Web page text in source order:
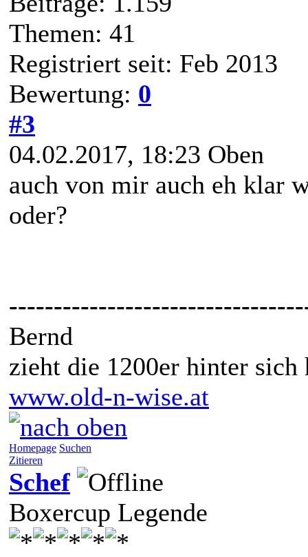
Themen: 41
Registriert seit: Feb 2013
Bewertung: 0
#3
04.02.2017, 18:23 Oben
auch von mir auch eh klar
oder?
Bernd
zieht die 1200er hinter sich
www.old-n-wise.at
Homepage Suchen
Zitieren
Schef
Boxercup Legende